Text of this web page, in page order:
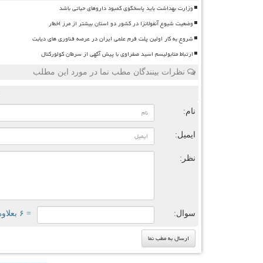
وزارت بهداشت باید پاسخگوی کمبود داروهای حیاتی باشد
وضعیت شیوع آنفولانزا در کشور دو استان بیشتر از مرز اخطار
شروع به کار اولین پلت فرم علمی ایران در عرصه فناوری های دیابت
ارتباط متابولیسم اسید صفراوی با پیش آگهی از سرطان کولورکتال
نظرات بینندگان مطب نما در مورد این مطلب
نام:
ایمیل:
نظر:
سوال: = ۶ بعلاوه ۵